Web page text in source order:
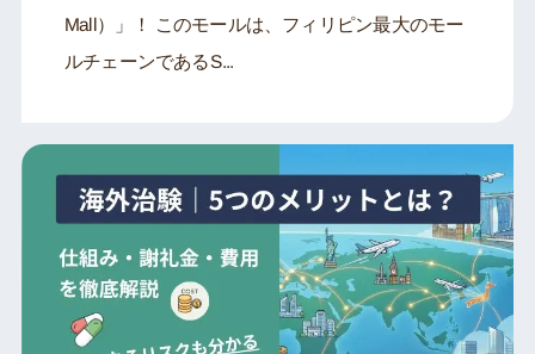
Mall）」！ このモールは、フィリピン最大のモー
ルチェーンであるS...